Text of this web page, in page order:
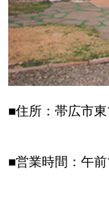
■住所：帯広市
■営業時間：午